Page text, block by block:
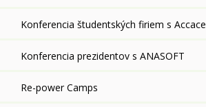
Konferencia študentských firiem s Accace
Konferencia prezidentov s ANASOFT
Re-power Camps